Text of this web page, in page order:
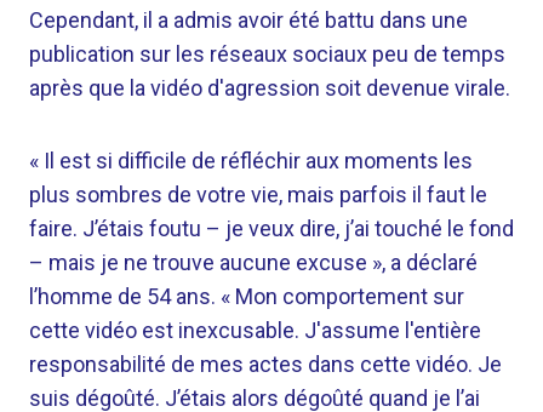
Cependant, il a admis avoir été battu dans une
publication sur les réseaux sociaux peu de temps
après que la vidéo d'agression soit devenue virale.
« Il est si difficile de réfléchir aux moments les
plus sombres de votre vie, mais parfois il faut le
faire. J’étais foutu – je veux dire, j’ai touché le fond
– mais je ne trouve aucune excuse », a déclaré
l’homme de 54 ans. « Mon comportement sur
cette vidéo est inexcusable. J'assume l'entière
responsabilité de mes actes dans cette vidéo. Je
suis dégoûté. J’étais alors dégoûté quand je l’ai